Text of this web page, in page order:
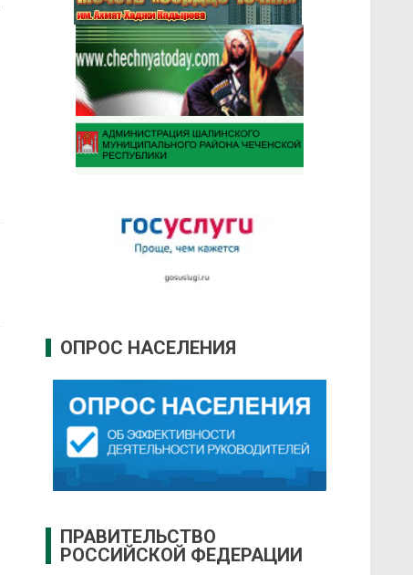
ОПРОС НАСЕЛЕНИЯ
ПРАВИТЕЛЬСТВО
РОССИЙСКОЙ ФЕДЕРАЦИИ